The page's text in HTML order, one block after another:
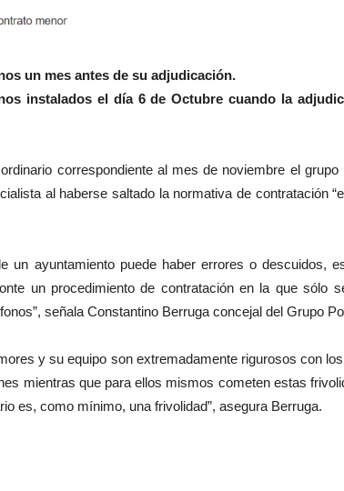
un mes antes de su adjudicación.
instalados el día 6 de Octubre cuando la
correspondiente al mes de noviembre el grupo
al haberse saltado la normativa de contratación
ayuntamiento puede haber errores o descuidos,
un procedimiento de contratación en la que sólo
señala Constantino Berruga concejal del Grupo
y su equipo son extremadamente rigurosos con
mientras que para ellos mismos cometen estas
es, como mínimo, una frivolidad”, asegura Berruga.